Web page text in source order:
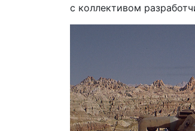
с коллективом